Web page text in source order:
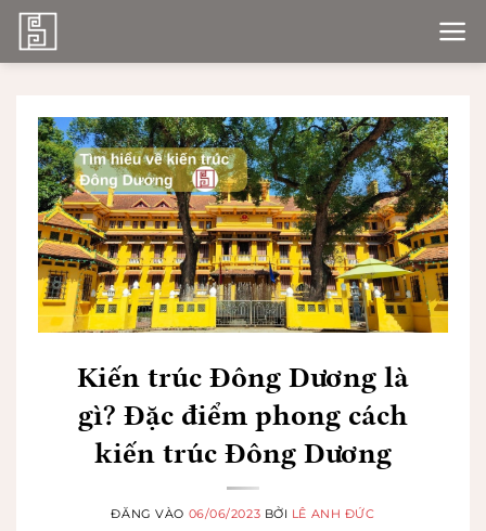
Bỏ
qua
nội
Kiến trúc Đông Dương là
gì? Đặc điểm phong cách
kiến trúc Đông Dương
ĐĂNG VÀO 06/06/2023 BỞI LÊ ANH ĐỨC